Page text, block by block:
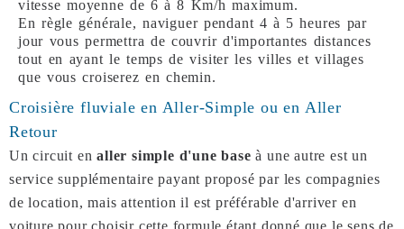
vitesse moyenne de 6 à 8 Km/h maximum.
En règle générale, naviguer pendant 4 à 5 heures par
jour vous permettra de couvrir d'importantes distances
tout en ayant le temps de visiter les villes et villages
que vous croiserez en chemin.
Croisière fluviale en Aller-Simple ou en Aller
Retour
Un circuit enaller simple d'une base à une autre est un
service supplémentaire payant proposé par les compagnies
de location, mais attention il est préférable d'arriver en
voiture pour choisir cette formule étant donné que le sens de